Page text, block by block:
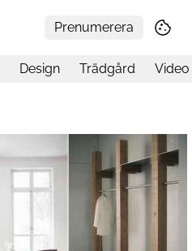
Prenumerera
Design Trädgård Video